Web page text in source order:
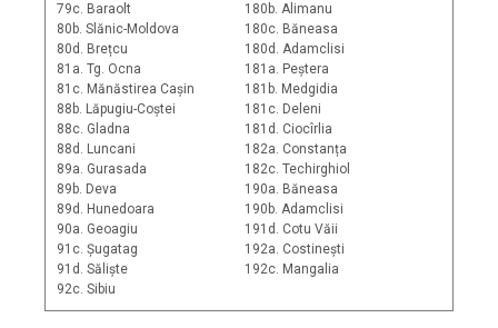
79c. Baraolt
80b. Slănic-Moldova
80d. Brețcu
81a. Tg. Ocna
81c. Mănăstirea Cașin
88b. Lăpugiu-Coștei
88c. Gladna
88d. Luncani
89a. Gurasada
89b. Deva
89d. Hunedoara
90a. Geoagiu
91c. Șugatag
91d. Săliște
92c. Sibiu
180b. Alimanu
180c. Băneasa
180d. Adamclisi
181a. Peștera
181b. Medgidia
181c. Deleni
181d. Ciocîrlia
182a. Constanța
182c. Techirghiol
190a. Băneasa
190b. Adamclisi
191d. Cotu Văii
192a. Costinești
192c. Mangalia